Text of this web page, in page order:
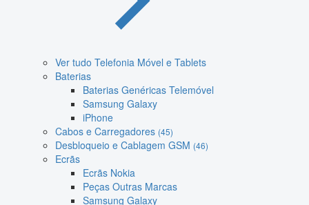
Ver tudo Telefonia Móvel e Tablets
Baterias
Baterias Genéricas Telemóvel
Samsung Galaxy
iPhone
Cabos e Carregadores (45)
Desbloqueio e Cablagem GSM (46)
Ecrãs
Ecrãs Nokia
Peças Outras Marcas
Samsung Galaxy